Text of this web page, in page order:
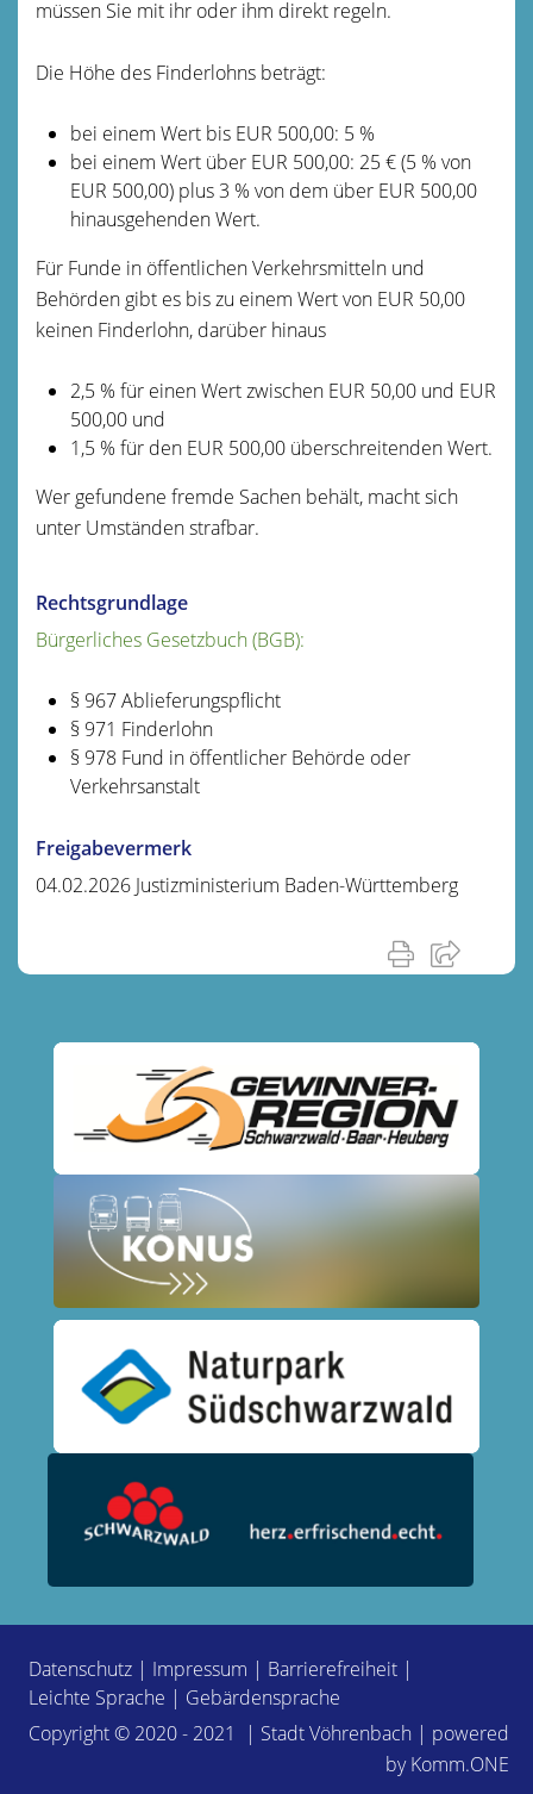
müssen Sie mit ihr oder ihm direkt regeln.
Die Höhe des Finderlohns beträgt:
bei einem Wert bis EUR 500,00: 5 %
bei einem Wert über EUR 500,00: 25 € (5 % von
EUR 500,00) plus 3 % von dem über EUR 500,00
hinausgehenden Wert.
Für Funde in öffentlichen Verkehrsmitteln und
Behörden gibt es bis zu einem Wert von EUR 50,00
keinen Finderlohn, darüber hinaus
2,5 % für einen Wert zwischen EUR 50,00 und EUR
500,00 und
1,5 % für den EUR 500,00 überschreitenden Wert.
Wer gefundene fremde Sachen behält, macht sich
unter Umständen strafbar.
Rechtsgrundlage
Bürgerliches Gesetzbuch (BGB):
§ 967 Ablieferungspflicht
§ 971 Finderlohn
§ 978 Fund in öffentlicher Behörde oder
Verkehrsanstalt
Freigabevermerk
04.02.2026 Justizministerium Baden-Württemberg
Datenschutz | Impressum | Barrierefreiheit |
Leichte Sprache | Gebärdensprache
Copyright © 2020 - 2021 | Stadt Vöhrenbach | powered
byKomm.ONE